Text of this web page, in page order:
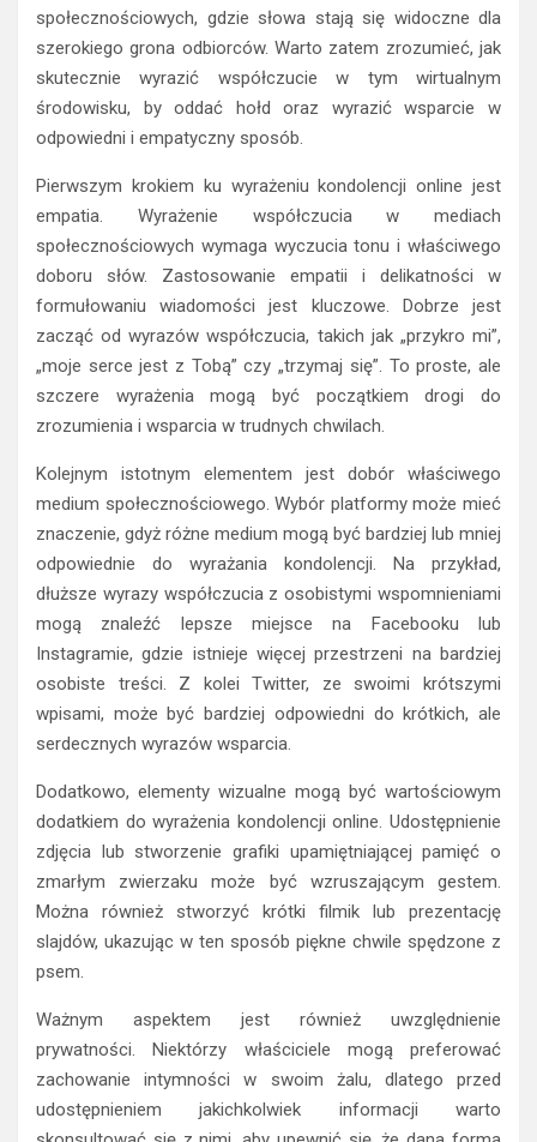
społecznościowych, gdzie słowa stają się widoczne dla
szerokiego grona odbiorców. Warto zatem zrozumieć, jak
skutecznie wyrazić współczucie w tym wirtualnym
środowisku, by oddać hołd oraz wyrazić wsparcie w
odpowiedni i empatyczny sposób.
Pierwszym krokiem ku wyrażeniu kondolencji online jest
empatia. Wyrażenie współczucia w mediach
społecznościowych wymaga wyczucia tonu i właściwego
doboru słów. Zastosowanie empatii i delikatności w
formułowaniu wiadomości jest kluczowe. Dobrze jest
zacząć od wyrazów współczucia, takich jak „przykro mi”,
„moje serce jest z Tobą” czy „trzymaj się”. To proste, ale
szczere wyrażenia mogą być początkiem drogi do
zrozumienia i wsparcia w trudnych chwilach.
Kolejnym istotnym elementem jest dobór właściwego
medium społecznościowego. Wybór platformy może mieć
znaczenie, gdyż różne medium mogą być bardziej lub mniej
odpowiednie do wyrażania kondolencji. Na przykład,
dłuższe wyrazy współczucia z osobistymi wspomnieniami
mogą znaleźć lepsze miejsce na Facebooku lub
Instagramie, gdzie istnieje więcej przestrzeni na bardziej
osobiste treści. Z kolei Twitter, ze swoimi krótszymi
wpisami, może być bardziej odpowiedni do krótkich, ale
serdecznych wyrazów wsparcia.
Dodatkowo, elementy wizualne mogą być wartościowym
dodatkiem do wyrażenia kondolencji online. Udostępnienie
zdjęcia lub stworzenie grafiki upamiętniającej pamięć o
zmarłym zwierzaku może być wzruszającym gestem.
Można również stworzyć krótki filmik lub prezentację
slajdów, ukazując w ten sposób piękne chwile spędzone z
psem.
Ważnym aspektem jest również uwzględnienie
prywatności. Niektórzy właściciele mogą preferować
zachowanie intymności w swoim żalu, dlatego przed
udostępnieniem jakichkolwiek informacji warto